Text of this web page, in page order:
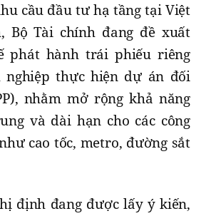
cầu đầu tư hạ tầng tại Việt
Bộ Tài chính đang đề xuất
phát hành trái phiếu riêng
nghiệp thực hiện dự án đối
nhằm mở rộng khả năng
và dài hạn cho các công
cao tốc, metro, đường sắt
định đang được lấy ý kiến,